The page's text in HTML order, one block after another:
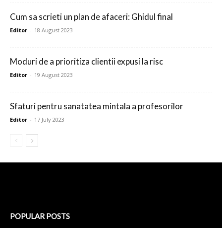
Cum sa scrieti un plan de afaceri: Ghidul final
Editor - 18 August 2023
Moduri de a prioritiza clientii expusi la risc
Editor - 19 August 2023
Sfaturi pentru sanatatea mintala a profesorilor
Editor - 17 July 2023
POPULAR POSTS